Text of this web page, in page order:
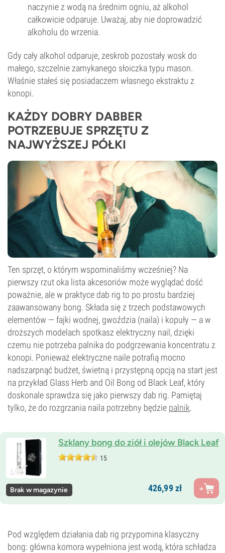
naczynie z wodą na średnim ogniu, aż alkohol
całkowicie odparuje. Uważaj, aby nie doprowadzić
alkoholu do wrzenia.
Gdy cały alkohol odparuje, zeskrob pozostały wosk do
małego, szczelnie zamykanego słoiczka typu mason.
Właśnie stałeś się posiadaczem własnego ekstraktu z
konopi.
KAŻDY DOBRY DABBER
POTRZEBUJE SPRZĘTU Z
NAJWYŻSZEJ PÓŁKI
Ten sprzęt, o którym wspominaliśmy wcześniej? Na
pierwszy rzut oka lista akcesoriów może wyglądać dość
poważnie, ale w praktyce dab rig to po prostu bardziej
zaawansowany bong. Składa się z trzech podstawowych
elementów — fajki wodnej, gwoździa (naila) i kopuły — a w
droższych modelach spotkasz elektryczny nail, dzięki
czemu nie potrzeba palnika do podgrzewania koncentratu z
konopi. Ponieważ elektryczne naile potrafią mocno
nadszarpnąć budżet, świetną i przystępną opcją na start jest
na przykład Glass Herb and Oil Bong od Black Leaf, który
doskonale sprawdza się jako pierwszy dab rig. Pamiętaj
tylko, że do rozgrzania naila potrzebny będzie palnik.
Szklany bong do ziół i olejów Black Leaf
15
Brak w magazynie 426,99zł
Pod względem działania dab rig przypomina klasyczny
bong: główna komora wypełniona jest wodą, która schładza